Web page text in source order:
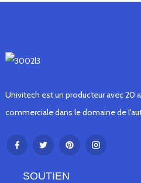
Univitech est un producteur avec 20
commerciale dans le domaine de
SOUTIEN